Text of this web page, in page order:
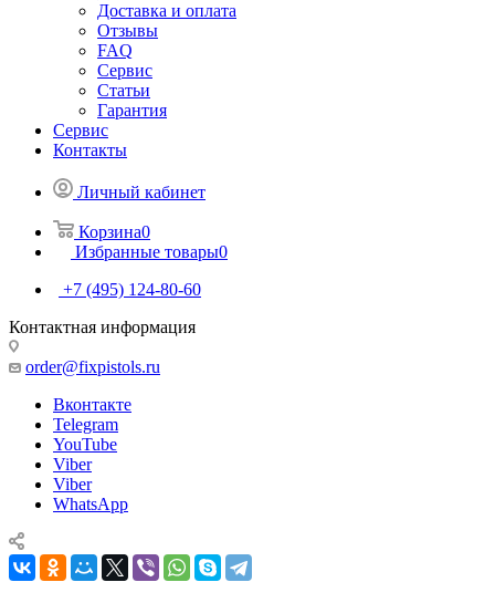
Доставка и оплата
Отзывы
FAQ
Сервис
Статьи
Гарантия
Сервис
Контакты
Личный кабинет
Корзина0
Избранные товары0
+7 (495) 124-80-60
Контактная информация
order@fixpistols.ru
Вконтакте
Telegram
YouTube
Viber
Viber
WhatsApp